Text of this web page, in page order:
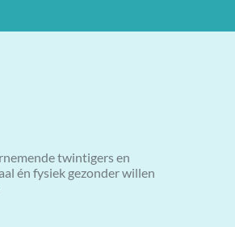
twintigers en
én fysiek gezonder willen